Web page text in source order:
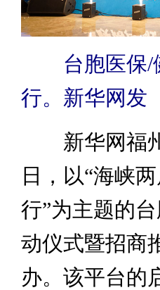
台胞医保
行。新华网发
新华网福州
日，以“海峡
行”为主题的
动仪式暨招商
办。该平台的